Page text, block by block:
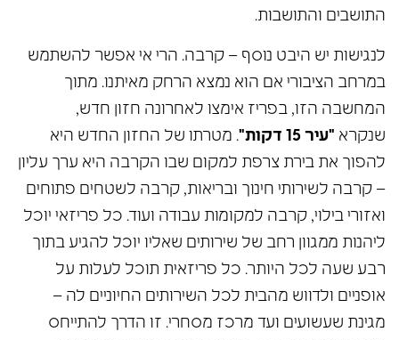
התושבים והתושבות.
לנגישות יש היבט נוסף – קרבה. הרי אי אפשר להשתמש
במרחב הציבורי אם הוא נמצא הרחק מאיתנו. מתוך
המחשבה הזו, בפריז אימצו לאחרונה חזון חדש,
שנקרא "עיר 15 דקות"
. מטרתו של החזון החדש היא
להפוך את בירת צרפת למקום שבו הקרבה היא ערך עליון
– קרבה לשירותי חינוך ובריאות, קרבה לשטחים פתוחים
ואזורי בילוי, קרבה למקומות עבודה ועוד. כל פריזאי יוכל
ליהנות ממגוון רחב של שירותים שאליו יוכל להגיע בתוך
רבע שעה לכל היותר. כל פריזאית תוכל לעלות על
אופניים ולדווש מהבית לכל השירותים החיוניים לה –
מגינת שעשועים ועד מרכז מסחרי. זו הדרך להתייחס